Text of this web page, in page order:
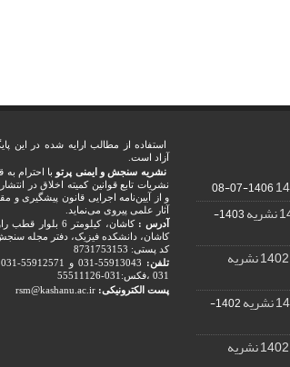
1406-07-08
1403-
1402-
استفاده از مطالب ارایه شده در این
آزاد است.
نشریه سنجش و ایمنی پرتو با احترام به
و از آیین‌نامه اجرایی قانون پیشگیری و
آثار علمی پیروی می‌نماید.
آدرس :
کاشان، کیلومتر 6
کاشان، دانشکده فیزیک، دفتر مجله سنجش
کد پستی: 8731753153
تلفن:
031 ،فکس:031-55511126
پست الکترونیکی: rsm@kashanu.ac.ir